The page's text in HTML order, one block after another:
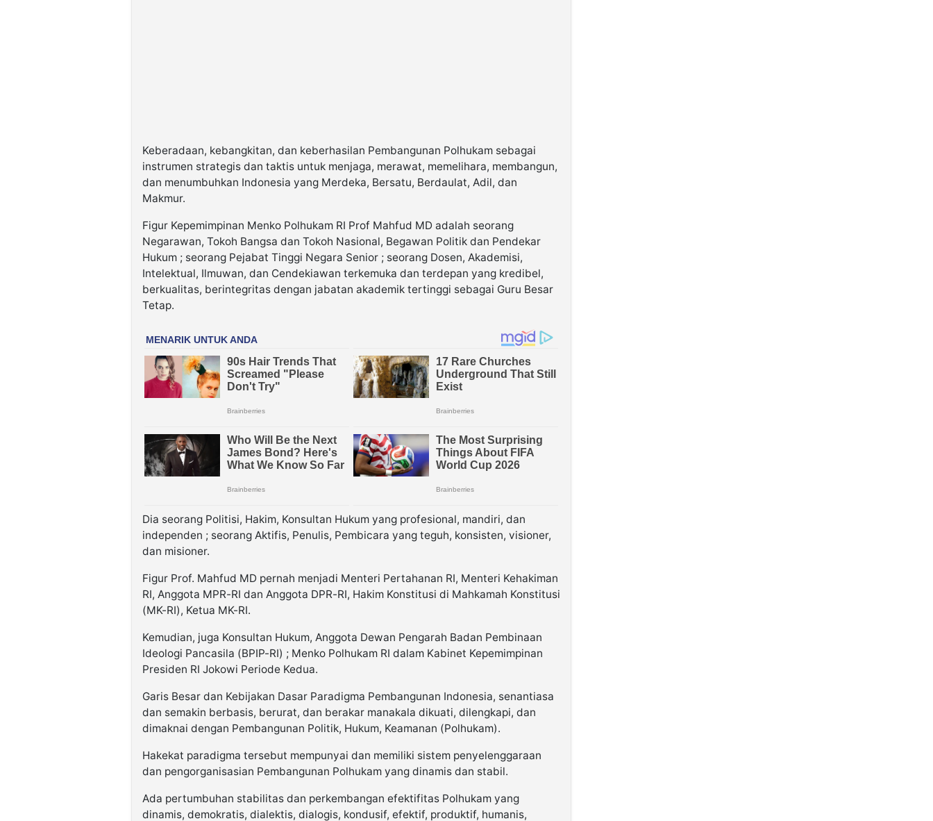
Keberadaan, kebangkitan, dan keberhasilan Pembangunan Polhukam sebagai
instrumen strategis dan taktis untuk menjaga, merawat, memelihara, membangun,
dan menumbuhkan Indonesia yang Merdeka, Bersatu, Berdaulat, Adil, dan
Makmur.
Figur Kepemimpinan Menko Polhukam RI Prof Mahfud MD adalah seorang
Negarawan, Tokoh Bangsa dan Tokoh Nasional, Begawan Politik dan Pendekar
Hukum ; seorang Pejabat Tinggi Negara Senior ; seorang Dosen, Akademisi,
Intelektual, Ilmuwan, dan Cendekiawan terkemuka dan terdepan yang kredibel,
berkualitas, berintegritas dengan jabatan akademik tertinggi sebagai Guru Besar
Tetap.
Dia seorang Politisi, Hakim, Konsultan Hukum yang profesional, mandiri, dan
independen ; seorang Aktifis, Penulis, Pembicara yang teguh, konsisten, visioner,
dan misioner.
Figur Prof. Mahfud MD pernah menjadi Menteri Pertahanan RI, Menteri Kehakiman
RI, Anggota MPR-RI dan Anggota DPR-RI, Hakim Konstitusi di Mahkamah Konstitusi
(MK-RI), Ketua MK-RI.
Kemudian, juga Konsultan Hukum, Anggota Dewan Pengarah Badan Pembinaan
Ideologi Pancasila (BPIP-RI) ; Menko Polhukam RI dalam Kabinet Kepemimpinan
Presiden RI Jokowi Periode Kedua.
Garis Besar dan Kebijakan Dasar Paradigma Pembangunan Indonesia, senantiasa
dan semakin berbasis, berurat, dan berakar manakala dikuati, dilengkapi, dan
dimaknai dengan Pembangunan Politik, Hukum, Keamanan (Polhukam).
Hakekat paradigma tersebut mempunyai dan memiliki sistem penyelenggaraan
dan pengorganisasian Pembangunan Polhukam yang dinamis dan stabil.
Ada pertumbuhan stabilitas dan perkembangan efektifitas Polhukam yang
dinamis, demokratis, dialektis, dialogis, kondusif, efektif, produktif, humanis,